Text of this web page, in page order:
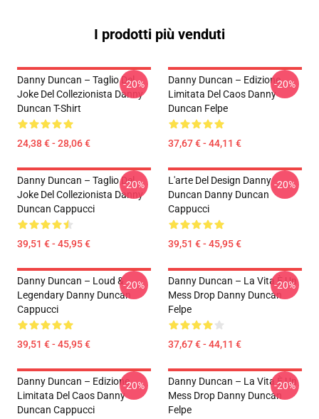
I prodotti più venduti
Danny Duncan – Taglio Del
Joke Del Collezionista Danny
Duncan T-Shirt
24,38 € - 28,06 €
-20%
Danny Duncan – Edizione
Limitata Del Caos Danny
Duncan Felpe
37,67 € - 44,11 €
-20%
Danny Duncan – Taglio Del
Joke Del Collezionista Danny
Duncan Cappucci
39,51 € - 45,95 €
-20%
L'arte Del Design Danny
Duncan Danny Duncan
Cappucci
39,51 € - 45,95 €
-20%
Danny Duncan – Loud &
Legendary Danny Duncan
Cappucci
39,51 € - 45,95 €
-20%
Danny Duncan – La Vita È Un
Mess Drop Danny Duncan
Felpe
37,67 € - 44,11 €
-20%
Danny Duncan – Edizione
Limitata Del Caos Danny
Duncan Cappucci
-20%
Danny Duncan – La Vita È Un
Mess Drop Danny Duncan
Felpe
-20%